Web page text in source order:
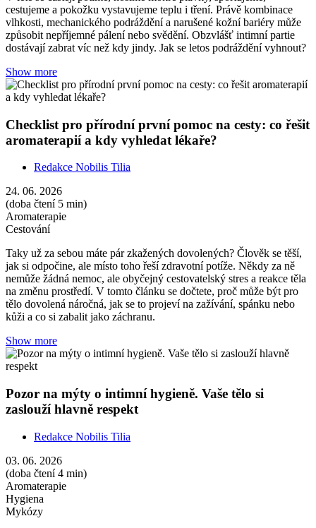
cestujeme a pokožku vystavujeme teplu i tření. Právě kombinace
vlhkosti, mechanického podráždění a narušené kožní bariéry může
způsobit nepříjemné pálení nebo svědění. Obzvlášť intimní partie
dostávají zabrat víc než kdy jindy. Jak se letos podráždění vyhnout?
Show more
Checklist pro přírodní první pomoc na cesty: co řešit
aromaterapií a kdy vyhledat lékaře?
Redakce Nobilis Tilia
24. 06. 2026
(doba čtení 5 min)
Aromaterapie
Cestování
Taky už za sebou máte pár zkažených dovolených? Člověk se těší,
jak si odpočine, ale místo toho řeší zdravotní potíže. Někdy za ně
nemůže žádná nemoc, ale obyčejný cestovatelský stres a reakce těla
na změnu prostředí. V tomto článku se dočtete, proč může být pro
tělo dovolená náročná, jak se to projeví na zažívání, spánku nebo
kůži a co si zabalit jako záchranu.
Show more
Pozor na mýty o intimní hygieně. Vaše tělo si
zaslouží hlavně respekt
Redakce Nobilis Tilia
03. 06. 2026
(doba čtení 4 min)
Aromaterapie
Hygiena
Mykózy